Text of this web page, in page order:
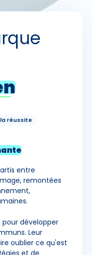
réussite
entre
remontées
pour développer
Leur
oublier ce qu'est
et de